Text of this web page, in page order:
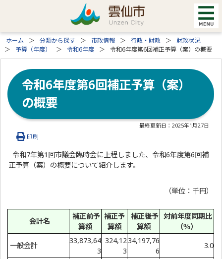
ホーム 分類から探す 市政情報 行政・財政
財政状況
予算（年度）
令和6年度 令和6年度第6回補正予算（案）の概要
令和6年度第6回補正予算（案）
の概要
最終更新日：2025年1月27日
印刷
令和7年第1回市議会臨時会に上程しました、令和6年度第6回補
正予算（案）の概要について紹介します。
（単位：千円）
会計名
補正前予
算額
補正予
算額
補正後予
算額
対前年度同期比
（％）
一般会計
33,873,64
3
324,12
3
34,197,76
6
3.0